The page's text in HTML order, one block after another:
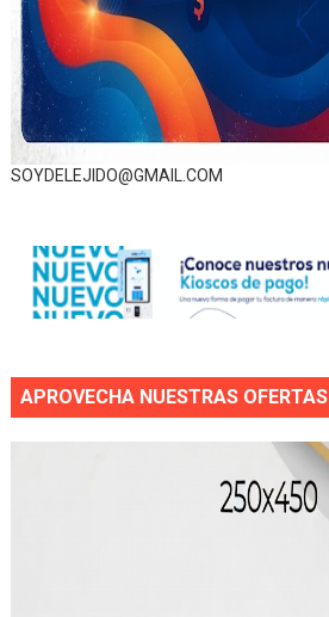
SOYDELEJIDO@GMAIL.COM
APROVECHA NUESTRAS OFERTAS